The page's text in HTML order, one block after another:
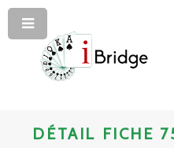
DÉTAIL FICHE